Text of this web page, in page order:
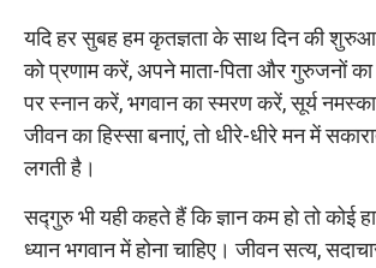
यदि हर सुबह हम कृतज्ञता के साथ दिन की
को प्रणाम करें, अपने माता-पिता और गुरुजनों
पर स्नान करें, भगवान का स्मरण करें, सूर्य
जीवन का हिस्सा बनाएं, तो धीरे-धीरे मन में
लगती है।
सद्गुरु भी यही कहते हैं कि ज्ञान कम हो तो कोई
ध्यान भगवान में होना चाहिए। जीवन सत्य,